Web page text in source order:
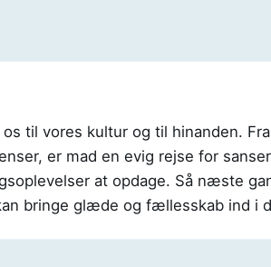
til vores kultur og til hinanden. Fra
er mad en evig rejse for
at opdage. Så næste
bringe glæde og fællesskab ind i